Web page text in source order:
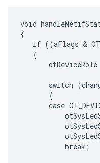
void
if
       {
case